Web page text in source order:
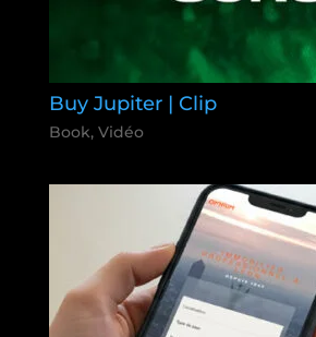
Buy Jupiter | Clip
Book, Vidéo